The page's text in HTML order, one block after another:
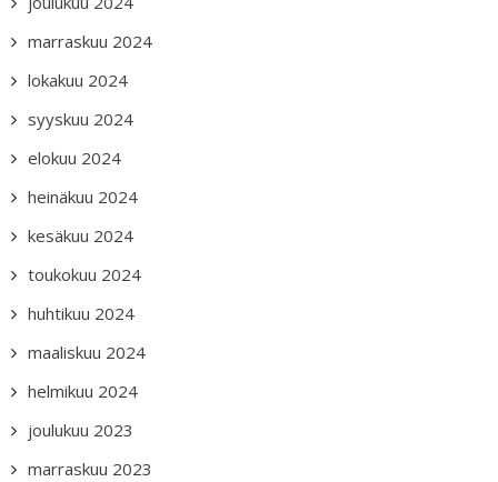
marraskuu 2024
lokakuu 2024
syyskuu 2024
elokuu 2024
heinäkuu 2024
kesäkuu 2024
toukokuu 2024
huhtikuu 2024
maaliskuu 2024
helmikuu 2024
joulukuu 2023
marraskuu 2023